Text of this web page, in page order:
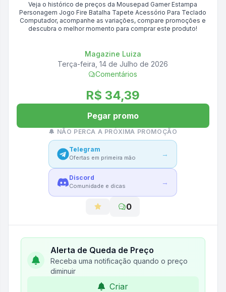
Veja o histórico de preços daMousepad Gamer Estampa
Personagem Jogo Fire Batalha Tapete Acessório Para Teclado
Computador, acompanhe as variações, compare promoções e
descubra o melhor momento para comprar este produto!
Magazine Luiza
Terça-feira, 14 de Julho de 2026
Comentários
R$ 34,39
Pegar promo
🔔 NÃO PERCA A PRÓXIMA PROMOÇÃO
Telegram
Ofertas em primeira mão →
Discord
Comunidade e dicas →
0
Alerta de Queda de Preço
Receba uma notificação quando o preço
diminuir
Criar